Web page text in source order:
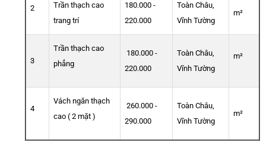
2
Trần thạch cao
trang trí
180.000 -
220.000
Toàn Châu,
Vĩnh Tường
m²
3
Trần thạch cao
phẳng
180.000 -
220.000
Toàn Châu,
Vĩnh Tường
m²
4
Vách ngăn thạch
cao ( 2 mặt )
260.000 -
290.000
Toàn Châu,
Vĩnh Tường
m²